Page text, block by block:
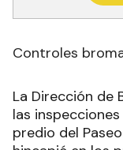
Controles
La Dirección de
las
predio del